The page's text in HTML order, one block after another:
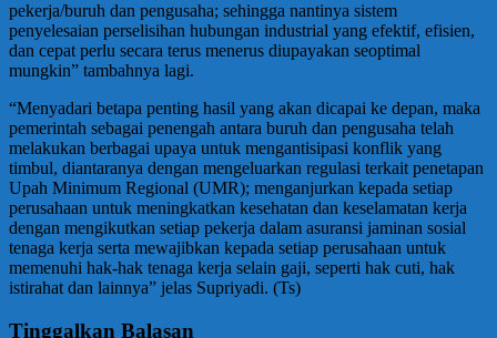
pekerja/buruh dan pengusaha; sehingga nantinya sistem
penyelesaian perselisihan hubungan industrial yang efektif, efisien,
dan cepat perlu secara terus menerus diupayakan seoptimal
mungkin” tambahnya lagi.
“Menyadari betapa penting hasil yang akan dicapai ke depan, maka
pemerintah sebagai penengah antara buruh dan pengusaha telah
melakukan berbagai upaya untuk mengantisipasi konflik yang
timbul, diantaranya dengan mengeluarkan regulasi terkait penetapan
Upah Minimum Regional (UMR); menganjurkan kepada setiap
perusahaan untuk meningkatkan kesehatan dan keselamatan kerja
dengan mengikutkan setiap pekerja dalam asuransi jaminan sosial
tenaga kerja serta mewajibkan kepada setiap perusahaan untuk
memenuhi hak-hak tenaga kerja selain gaji, seperti hak cuti, hak
istirahat dan lainnya” jelas Supriyadi. (Ts)
Tinggalkan Balasan